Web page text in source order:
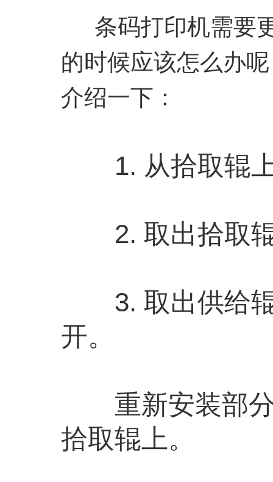
条码打印机需要
的时候应该怎么办
介绍一下：
1. 从拾取辊上
2. 取出拾取辊
3. 取出供给辊
开。
重新安装部分
拾取辊上。